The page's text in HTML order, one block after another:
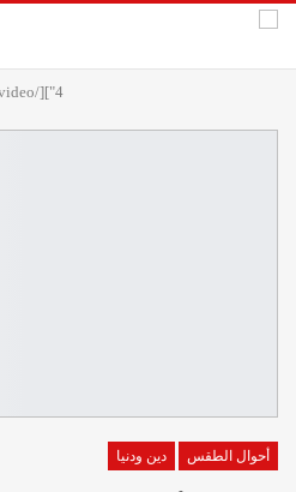
4"][/video]
أحوال الطقس دين ودنيا